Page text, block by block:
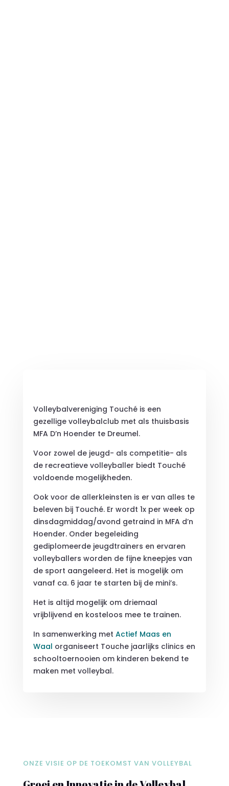
Volleybalvereniging Touché is een
gezellige volleybalclub met als thuisbasis
MFA D’n Hoender te Dreumel.
Voor zowel de jeugd- als competitie- als
de recreatieve volleyballer biedt Touché
voldoende mogelijkheden.
Ook voor de allerkleinsten is er van alles te
beleven bij Touché. Er wordt 1x per week op
dinsdagmiddag/avond getraind in MFA d’n
Hoender. Onder begeleiding
gediplomeerde jeugdtrainers en ervaren
volleyballers worden de fijne kneepjes van
de sport aangeleerd. Het is mogelijk om
vanaf ca. 6 jaar te starten bij de mini’s.
Het is altijd mogelijk om driemaal
vrijblijvend en kosteloos mee te trainen.
In samenwerking met Actief Maas en
Waal organiseert Touche jaarlijks clinics en
schooltoernooien om kinderen bekend te
maken met volleybal.
ONZE VISIE OP DE TOEKOMST VAN VOLLEYBAL